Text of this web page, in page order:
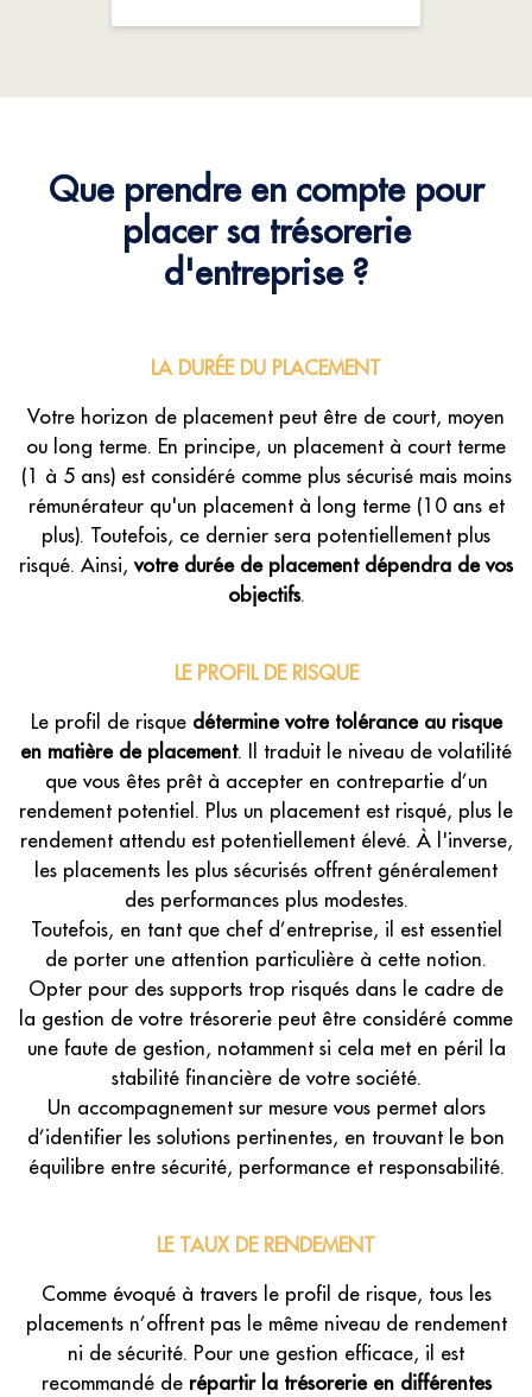
Que prendre en compte pour
placer sa trésorerie
d'entreprise ?
LA DURÉE DU PLACEMENT
Votre horizon de placement peut être de court, moyen
ou long terme. En principe, un placement à court terme
(1 à 5 ans) est considéré comme plus sécurisé mais moins
rémunérateur qu'un placement à long terme (10 ans et
plus). Toutefois, ce dernier sera potentiellement plus
risqué. Ainsi,votre durée de placement dépendra de vos
objectifs.
LE PROFIL DE RISQUE
Le profil de risque détermine votre tolérance au risque
en matière de placement. Il traduit le niveau de volatilité
que vous êtes prêt à accepter en contrepartie d’un
rendement potentiel. Plus un placement est risqué, plus le
rendement attendu est potentiellement élevé. À l'inverse,
les placements les plus sécurisés offrent généralement
des performances plus modestes.
Toutefois, en tant que chef d’entreprise, il est essentiel
de porter une attention particulière à cette notion.
Opter pour des supports trop risqués dans le cadre de
la gestion de votre trésorerie peut être considéré comme
une faute de gestion, notamment si cela met en péril la
stabilité financière de votre société.
Un accompagnement sur mesure vous permet alors
d’identifier les solutions pertinentes, en trouvant le bon
équilibre entre sécurité, performance et responsabilité.
LE TAUX DE RENDEMENT
Comme évoqué à travers le profil de risque, tous les
placements n’offrent pas le même niveau de rendement
ni de sécurité. Pour une gestion efficace, il est
recommandé de répartir la trésorerie en différentes